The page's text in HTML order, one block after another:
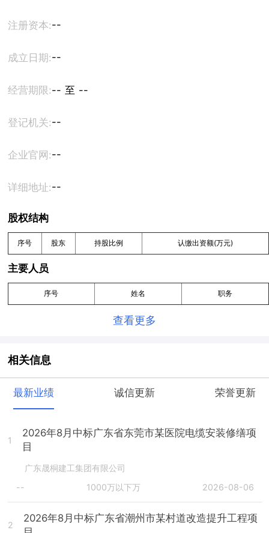
注册资本:--
成立日期:--
经营期限: -- 至 --
登记机关:--
企业官网:--
详细地址:--
股权结构
序号 股东 持股比例 认缴出资额(万元)
主要人员
序号 姓名 职务
查看更多
相关信息
最新业绩 诚信更新 荣誉更新
1
2026年8月中标广东省东莞市某医院电缆安装修缮项
目
广东晟桐建工集团有限公司
--
1000万以下万 2026-08-06
2
2026年8月中标广东省潮州市某村道改造提升工程项